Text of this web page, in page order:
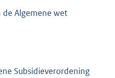
1
Algemene wet
Subsidieverordening